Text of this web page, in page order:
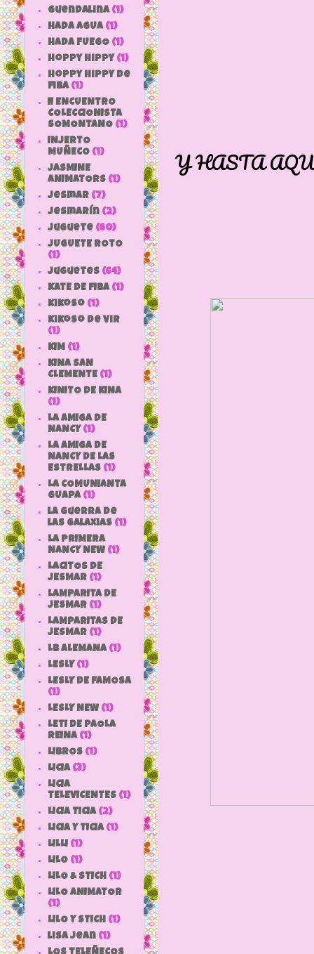
Y HASTA
Guendalina (1)
HADA AGUA (1)
HADA FUEGO (1)
hoppy hippy (1)
hoppy hippy de
fiba (1)
II ENCUENTRO
COLECCIONISTA
SOMONTANO (1)
INJERTO
MUÑECO (1)
JASMINE
ANIMATORS (1)
jesmar (7)
jesmarín (2)
juguete (60)
JUGUETE ROTO
(1)
Juguetes (64)
KATE DE FIBA (1)
Kikoso (1)
Kikoso de Vir
(1)
KIM (1)
KINA SAN
CLEMENTE (1)
KINITO DE KINA
(1)
LA AMIGA DE
NANCY (1)
LA AMIGA DE
NANCY DE LAS
ESTRELLAS (1)
LA COMUNIANTA
GUAPA (1)
la guerra de
las galaxias (1)
LA PRIMERA
NANCY NEW (1)
LACITOS DE
JESMAR (1)
LAMPARITA DE
JESMAR (1)
LAMPARITAS DE
JESMAR (1)
LB ALEMANA (1)
LESLY (1)
LESLY DE FAMOSA
(1)
LESLY NEW (1)
LETI DE PAOLA
REINA (1)
LIBROS (1)
LICIA (3)
LICIA
TELEVICENTES (1)
LICIA TICIA (2)
LICIA Y TICIA (1)
LILLI (1)
LILO (1)
LILO & STICH (1)
LILO ANIMATOR
(1)
LILO Y STICH (1)
lisa jean (1)